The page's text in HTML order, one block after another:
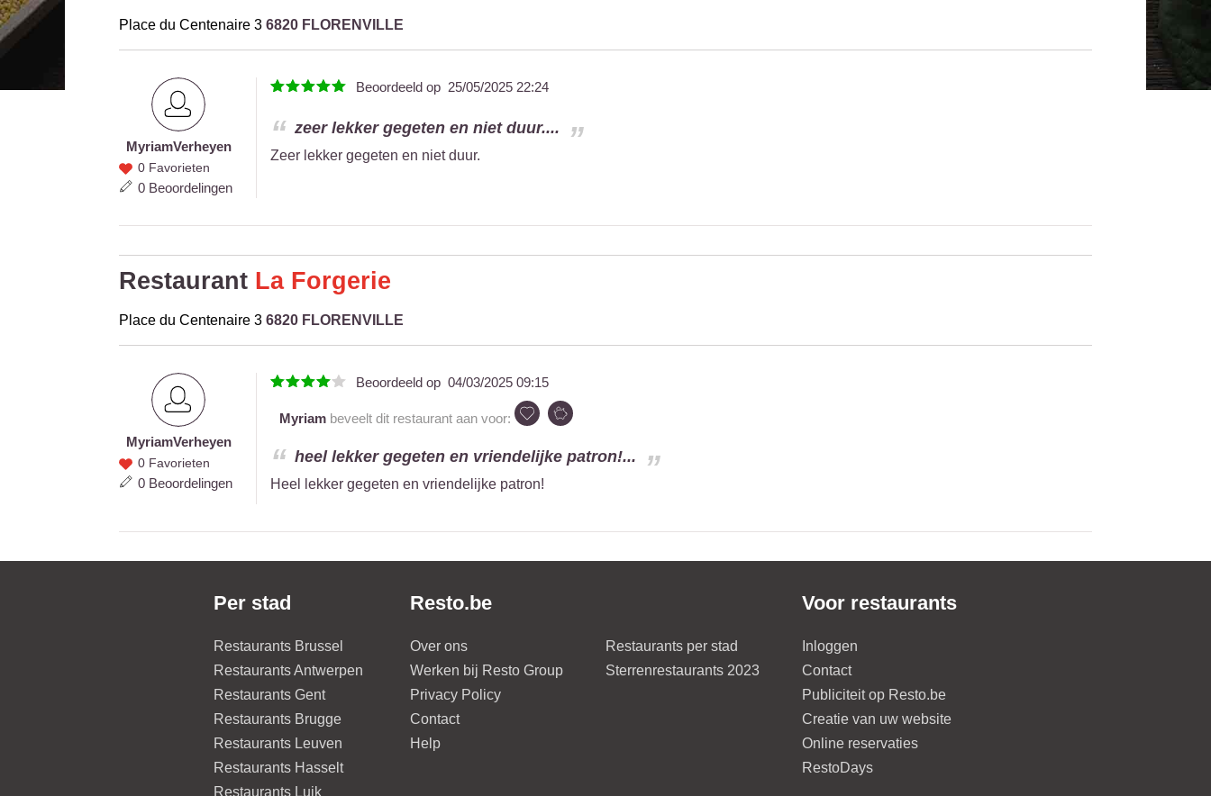
Place du Centenaire 3 6820 FLORENVILLE
Myriam
Verheyen
MyriamVerheyen
0 Favorieten
0 Beoordelingen
Beoordeeld op 25/05/2025 22:24
zeer lekker gegeten en niet duur....
Zeer lekker gegeten en niet duur.
Restaurant La Forgerie
Place du Centenaire 3 6820 FLORENVILLE
Myriam
Verheyen
MyriamVerheyen
0 Favorieten
0 Beoordelingen
Beoordeeld op 04/03/2025 09:15
Myriam beveelt dit restaurant aan voor:
heel lekker gegeten en vriendelijke patron!...
Heel lekker gegeten en vriendelijke patron!
Per stad
Restaurants Brussel
Restaurants Antwerpen
Restaurants Gent
Restaurants Brugge
Restaurants Leuven
Restaurants Hasselt
Restaurants Luik
Resto.be
Over ons
Werken bij Resto Group
Privacy Policy
Contact
Help
Restaurants per stad
Sterrenrestaurants 2023
Voor restaurants
Inloggen
Contact
Publiciteit op Resto.be
Creatie van uw website
Online reservaties
RestoDays